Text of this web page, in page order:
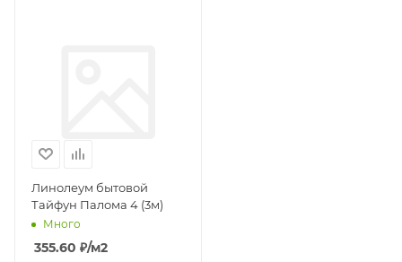
Линолеум бытовой
Тайфун Палома 4 (3м)
Много
355.60 ₽/м2